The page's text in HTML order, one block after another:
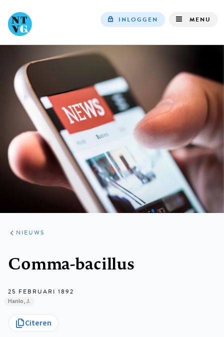
INLOGGEN MENU
ARTIKELEN
HET
KORT
NIEUWS
Comma-bacillus
25 FEBRUARI 1892
Hanlo, J.
Citeren